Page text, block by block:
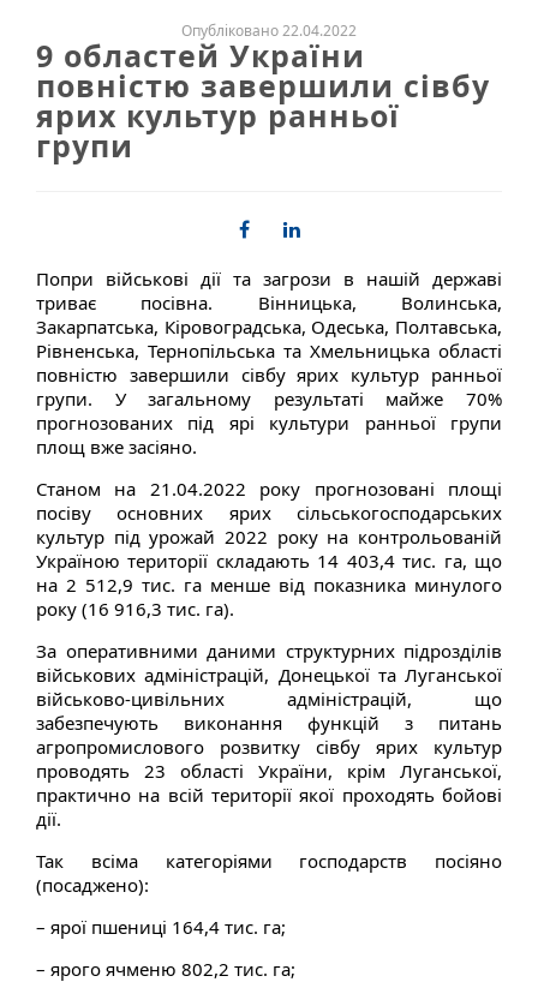
Опубліковано 22.04.2022
9 областей України
повністю завершили сівбу
ярих культур ранньої
групи
Попри військові дії та загрози в нашій державі
триває посівна. Вінницька, Волинська,
Закарпатська, Кіровоградська, Одеська, Полтавська,
Рівненська, Тернопільська та Хмельницька області
повністю завершили сівбу ярих культур ранньої
групи. У загальному результаті майже 70%
прогнозованих під ярі культури ранньої групи
площ вже засіяно.
Станом на 21.04.2022 року прогнозовані площі
посіву основних ярих сільськогосподарських
культур під урожай 2022 року на контрольованій
Україною території складають 14 403,4 тис. га, що
на 2 512,9 тис. га менше від показника минулого
року (16 916,3 тис. га).
За оперативними даними структурних підрозділів
військових адміністрацій, Донецької та Луганської
військово-цивільних адміністрацій, що
забезпечують виконання функцій з питань
агропромислового розвитку сівбу ярих культур
проводять 23 області України, крім Луганської,
практично на всій території якої проходять бойові
дії.
Так всіма категоріями господарств посіяно
(посаджено):
– ярої пшениці 164,4 тис. га;
– ярого ячменю 802,2 тис. га;